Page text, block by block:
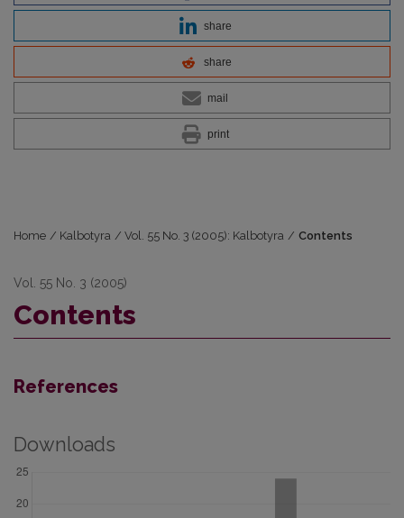
share
share
mail
print
Home / Kalbotyra / Vol. 55 No. 3 (2005): Kalbotyra / Contents
Vol. 55 No. 3 (2005)
Contents
References
Downloads